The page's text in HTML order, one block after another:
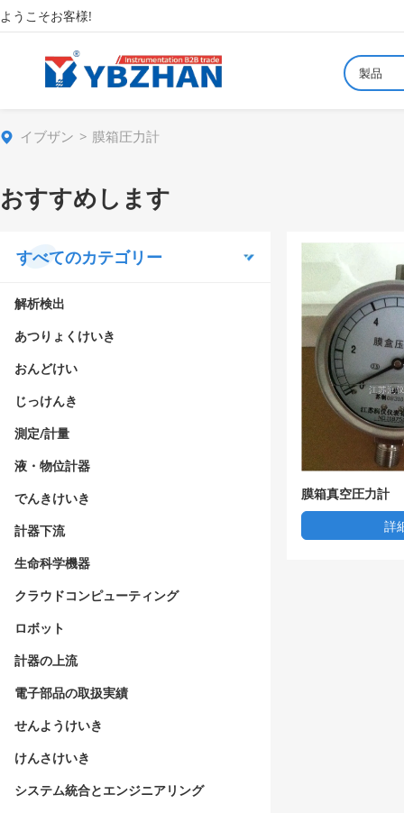
ようこそお客様!
製品
イブザン 膜箱圧力計
おすすめします
すべてのカテゴリー
解析検出
あつりょくけいき
おんどけい
じっけんき
測定/計量
液・物位計器
でんきけいき
計器下流
生命科学機器
クラウドコンピューティング
ロボット
計器の上流
電子部品の取扱実績
せんようけいき
けんさけいき
システム統合とエンジニアリング
膜箱真空圧力計
詳